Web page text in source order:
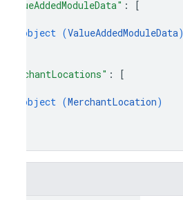
"valueAddedModuleData" :
[
object (ValueAddedModuleData)
"merchantLocations" :
[
object (MerchantLocation)